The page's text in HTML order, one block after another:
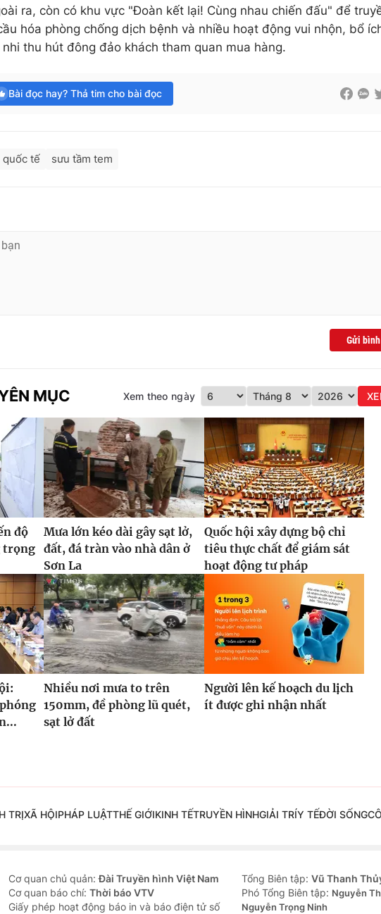
ra, còn có khu vực "Đoàn kết lại! Cùng nhau chiến đấu" để
hóa phòng chống dịch bệnh và nhiều hoạt động vui nhộn, bổ
thu hút đông đảo khách tham quan mua hàng.
Bài đọc hay? Thả tim cho bài đọc
quốc tế sưu tầm tem
Gửi
MỤC Xem theo ngày
độ
trọng
Mưa lớn kéo dài gây sạt lở,
đất, đá tràn vào nhà dân ở
Sơn La
Quốc hội xây dựng bộ chỉ
tiêu thực chất để giám sát
hoạt động tư pháp
Nhiều nơi mưa to trên
150mm, đề phòng lũ quét,
sạt lở đất
Người lên kế hoạch du lịch
ít được ghi nhận nhất
TRỊXÃ HỘIPHÁP LUẬTTHẾ GIỚIKINH TẾTRUYỀN HÌNHGIẢI TRÍY TẾĐỜI SỐNG
Cơ quan chủ quản:Đài Truyền hình Việt Nam
Cơ quan báo chí: Thời báo VTV
Giấy phép hoạt động báo in và báo điện tử số
Tổng Biên tập: Vũ Thanh
Phó Tổng Biên tập: Nguyễn
Nguyễn Trọng Ninh